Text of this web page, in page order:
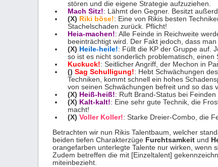
stören und die eigene Strategie aufzuziehen.
Mach Sitz!: Lähmt den Gegner. Besitzt
(X) Riki böse!: Eine von Rikis besten
Stachelschaden zurück. Pflicht!
Heia-machen!: Alle Feinde in Reichweite
beeinträchtigt wird. Der Fakt jedoch, dass
(X) Heile-heile!: Füllt die KP der Gruppe auf.
so ist es nicht sonderlich problematisch, einen
Kuckuck!: Seitlicher Angriff, der Mechon in
() Sag Schulligung!: Hebt Schwächungen
Techniken, kommt schnell ein hohes
von seinen Schwächungen befreit und so das
(X) Heiß-heiß!: Ruft Brand-Status bei
(X) Kalt-kalt!: Eine sehr gute Technik, die
macht!
(X) Voller Koller!: Starke Dreier-Combo, die
Betrachten wir nun Rikis Talentbaum, welcher
beiden tiefen Charakterzüge Furchtsamkeit und
orangefarben unterlegte Talente nur wirken, wenn
Zudem betreffen die mit [Einzeltalent]
miteinbezieht.